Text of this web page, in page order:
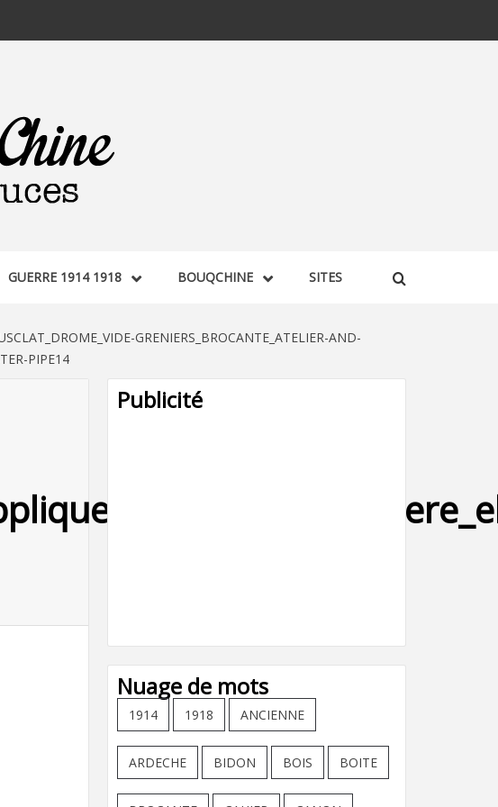
GUERRE 1914 1918 BOUQCHINE SITES
GRENIERS_BROCANTE_ATELIER-AND-
PIPE14
Publicité
Nuage de mots
1914 1918 ANCIENNE
ARDECHE BIDON BOIS BOITE